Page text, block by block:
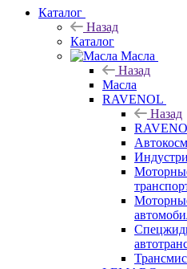
Каталог
Назад
Каталог
Масла
Назад
Масла
RAVENOL
Назад